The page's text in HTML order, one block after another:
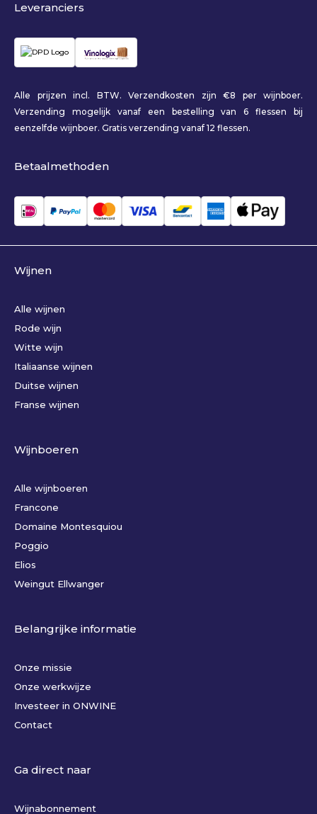
Leveranciers
Alle prijzen incl. BTW. Verzendkosten zijn €8 per wijnboer.
Verzending mogelijk vanaf een bestelling van 6 flessen bij
eenzelfde wijnboer. Gratis verzending vanaf 12 flessen.
Betaalmethoden
Wijnen
Alle wijnen
Rode wijn
Witte wijn
Italiaanse wijnen
Duitse wijnen
Franse wijnen
Wijnboeren
Alle wijnboeren
Francone
Domaine Montesquiou
Poggio
Elios
Weingut Ellwanger
Belangrijke informatie
Onze missie
Onze werkwijze
Investeer in ONWINE
Contact
Ga direct naar
Wijnabonnement